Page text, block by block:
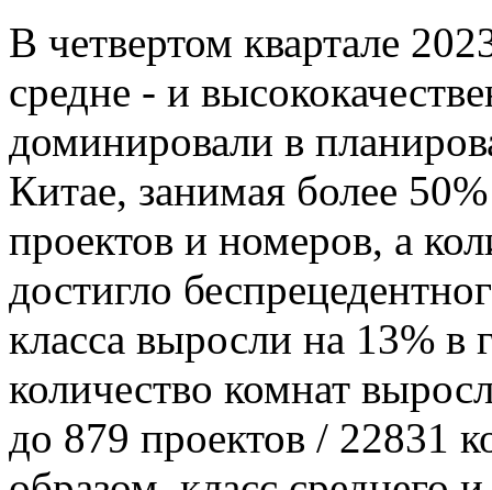
В четвертом квартале
средне - и
доминировали в
Китае, занимая более
проектов и номеров, а
достигло
класса выросли на 13% в
количество комнат
до 879 проектов / 22831